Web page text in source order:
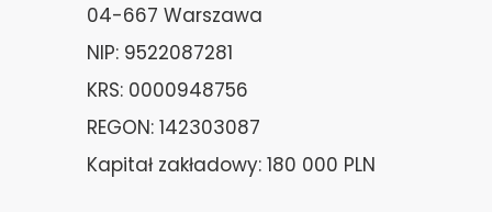
04-667 Warszawa
NIP: 9522087281
KRS: 0000948756
REGON: 142303087
Kapitał zakładowy: 180 000 PLN